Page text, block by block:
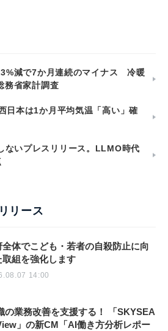
減で7か月連続のマイナス 冷暖
省家計調査
本は1か月平均気温「高い」確
ないプレスリリース。LLMO時代
リース
全体でこども・若者の自殺防止に向
取組を強化します
14:00
の業務改善を支援する！ 「SKYSEA
」の新CM「AI働き方分析レポー